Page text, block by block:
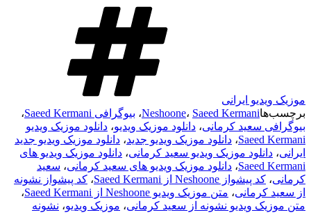
موزیک ویدیو ایرانی
برچسب‌ها
Neshoone، Saeed Kermani ، بیوگرافی Saeed Kermani
،
بیوگرافی سعید کرمانی، دانلود موزیک ویدیو، دانلود موزیک ویدیو
Saeed Kermani، دانلود موزیک ویدیو جدید، دانلود موزیک ویدیو جدید
ایرانی، دانلود موزیک ویدیو سعید کرمانی، دانلود موزیک ویدیو های
Saeed Kermani، دانلود موزیک ویدیو های سعید کرمانی، سعید
کرمانی، کد پیشواز Neshoone از Saeed Kermani ، کد پیشواز نشونه
از سعید کرمانی، متن موزیک ویدیو Neshoone از Saeed Kermani
،
متن موزیک ویدیو نشونه از سعید کرمانی، موزیک ویدیو، نشونه